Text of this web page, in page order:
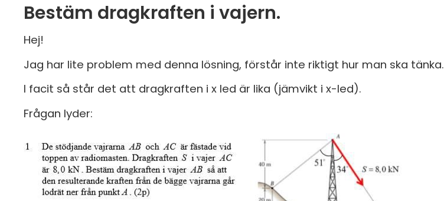
Bestäm dragkraften i vajern.
Hej!
Jag har lite problem med denna lösning, förstår inte riktigt hur man ska tänka.
I facit så står det att dragkraften i x led är lika (jämvikt i x-led).
Frågan lyder: